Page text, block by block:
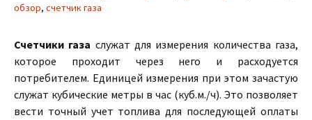
обзор, счетчик газа
Счетчики газа служат для измерения количества газа,
которое проходит через него и расходуется
потребителем. Единицей измерения при этом зачастую
служат кубические метры в час (куб.м./ч). Это позволяет
вести точный учет топлива для последующей оплаты